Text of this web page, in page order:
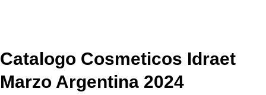
Catalogo Cosmeticos Idraet
Marzo Argentina 2024